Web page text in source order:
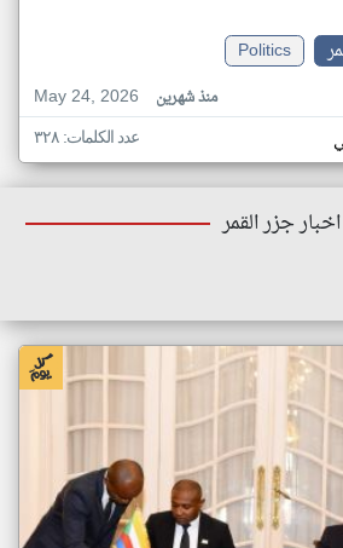
Politics
May 24, 2026
منذ شهرين
عدد الكلمات: ٣٢٨
جزر القمر